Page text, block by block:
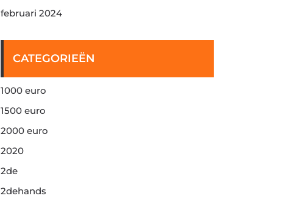
februari 2024
CATEGORIEËN
1000 euro
1500 euro
2000 euro
2020
2de
2dehands